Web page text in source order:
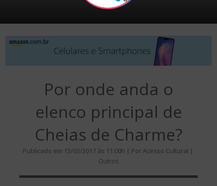
Por onde anda o
elenco principal de
Cheias de Charme?
Publicado em 15/03/2017 às 11:00h | Por Acesso Cultural |
Outros